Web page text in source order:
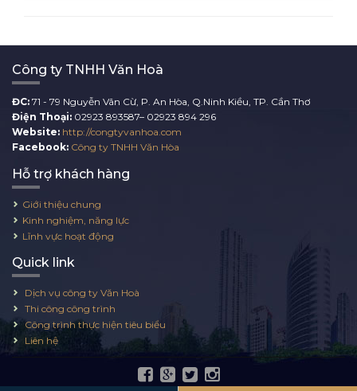
Công ty TNHH Văn Hoà
ĐC: 71 - 79 Nguyễn Vãn Cừ, P. An Hòa, Q.Ninh Kiều, TP. Cần Thơ
Điện Thoại: 02923 893587– 02923 894 296
Website: http://congtyvanhoa.com
Facebook: Công ty TNHH Văn Hòa
Hỗ trợ khách hàng
Giới thiệu chung
Kinh nghiệm, năng lực
Lĩnh vực hoạt động
Quick link
Dịch vụ công ty Văn Hoà
Thi công công trình
Công trình thực hiện tiêu biểu
Liên hệ